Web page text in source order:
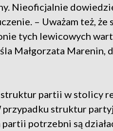
Nieoficjalnie
– Uważam też, że
tych lewicowych
Małgorzata Marenin,
partii w stolicy
przypadku struktur
potrzebni są